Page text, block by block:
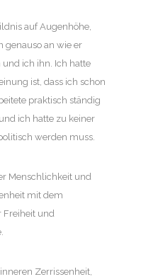
auf Augenhöhe,
genauso an wie er
ich ihn. Ich hatte
ist, dass ich schon
praktisch ständig
ich hatte zu keiner
werden muss.
Menschlichkeit und
mit dem
Freiheit und
Zerrissenheit,